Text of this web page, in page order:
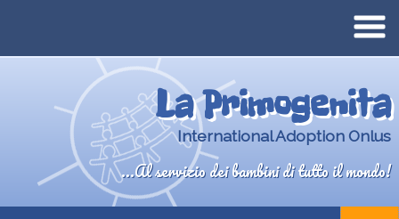
La Primogenita
International Adoption Onlus
...Al servizio dei bambini di tutto il mondo!